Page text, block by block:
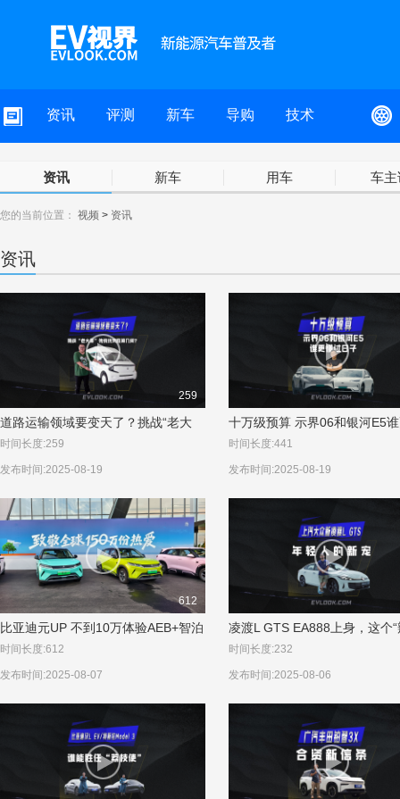
资讯 评测 新车 导购 技术
资讯 新车 用车 车主
您的当前位置： 视频 > 资讯
资讯
259
道路运输领域要变天了？挑战“老大
时间长度:259
发布时间:2025-08-19
十万级预算 示界06和银河E5
时间长度:441
发布时间:2025-08-19
612
比亚迪元UP 不到10万体验AEB+智泊
时间长度:612
发布时间:2025-08-07
凌渡L GTS EA888上身，这个
时间长度:232
发布时间:2025-08-06